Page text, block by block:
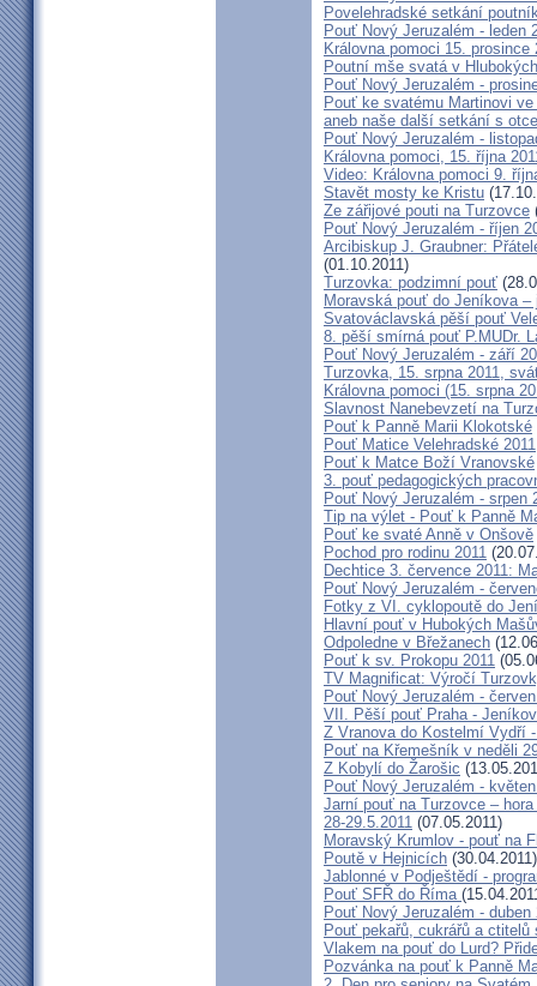
Povelehradské setkání
Pouť Nový Jeruzalém - leden
Královna pomoci 15. prosince
Poutní mše svatá v
Pouť Nový Jeruzalém -
Pouť ke svatému Martinovi
aneb naše další setkání s
Pouť Nový Jeruzalém -
Královna pomoci, 15. října
Video: Královna pomoci 9.
Stavět mosty ke Kristu
Ze zářijové pouti na Turzovce
Pouť Nový Jeruzalém - říjen
Arcibiskup J. Graubner:
(01.10.2011)
Turzovka: podzimní pouť
Moravská pouť do Jeníkova
Svatováclavská pěší pouť
8. pěší smírná pouť P.MUDr.
Pouť Nový Jeruzalém - září
Turzovka, 15. srpna 2011,
Královna pomoci (15. srpna
Slavnost Nanebevzetí na
Pouť k Panně Marii Klokotské
Pouť Matice Velehradské 2011
Pouť k Matce Boží Vranovské
3. pouť pedagogických
Pouť Nový Jeruzalém - srpen
Tip na výlet - Pouť k Panně
Pouť ke svaté Anně v Onšově
Pochod pro rodinu 2011
Dechtice 3. července 2011:
Pouť Nový Jeruzalém -
Fotky z VI. cyklopoutě do
Hlavní pouť v Hubokých
Odpoledne v Břežanech
Pouť k sv. Prokopu 2011
TV Magnificat: Výročí
Pouť Nový Jeruzalém -
VII. Pěší pouť Praha -
Z Vranova do Kostelmí Vydří
Pouť na Křemešník v neděli
Z Kobylí do Žarošic
Pouť Nový Jeruzalém -
Jarní pouť na Turzovce –
28-29.5.2011 (07.05.2011)
Moravský Krumlov - pouť na
Poutě v Hejnicích (30.04.2011)
Jablonné v Podještědí -
Pouť SFŘ do Říma
Pouť Nový Jeruzalém - duben
Pouť pekařů, cukrářů a ctitelů
Vlakem na pouť do Lurd?
Pozvánka na pouť k Panně